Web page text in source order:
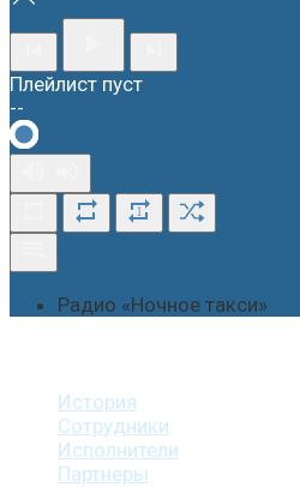
Плейлист пуст
--
1
Радио «Ночное такси»
История
Сотрудники
Исполнители
Партнеры